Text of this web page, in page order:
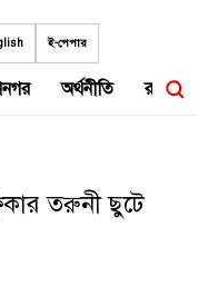
ই-পেপার
অর্থনীতি রাজনীতি
তরুনী ছুটে